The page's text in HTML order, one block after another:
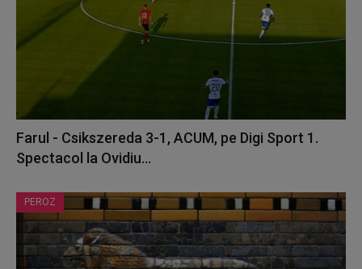
Farul - Csikszereda 3-1, ACUM, pe Digi Sport 1.
Spectacol la Ovidiu...
PEROZ